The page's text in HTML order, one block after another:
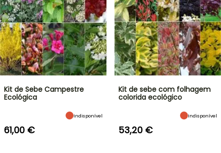
Kit de Sebe Campestre
Ecológica
Indisponível
61,00 €
Kit de sebe com folhagem
colorida ecológico
Indisponível
53,20 €